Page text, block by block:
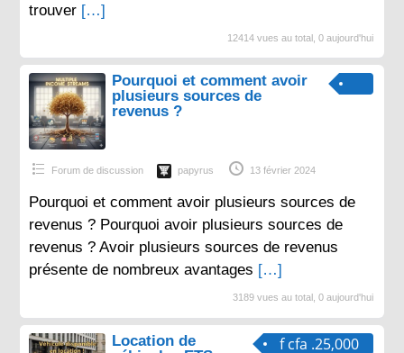
trouver […]
12414 vues au total, 0 aujourd'hui
Pourquoi et comment avoir
plusieurs sources de
revenus ?
Forum de discussion papyrus 13 février 2024
Pourquoi et comment avoir plusieurs sources de
revenus ? Pourquoi avoir plusieurs sources de
revenus ? Avoir plusieurs sources de revenus
présente de nombreux avantages […]
3189 vues au total, 0 aujourd'hui
f cfa .25,000
Location de